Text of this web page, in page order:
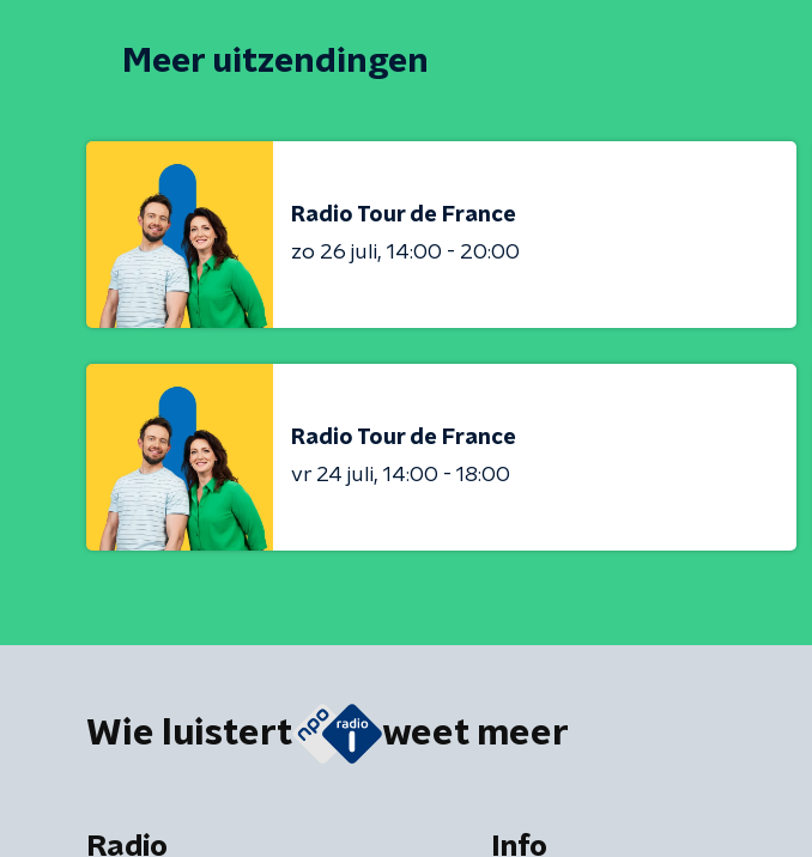
Meer uitzendingen
Radio Tour de France
zo 26 juli 14:00 - 20:00
Radio Tour de France
vr 24 juli 14:00 - 18:00
Wie luistert weet meer
Radio Info